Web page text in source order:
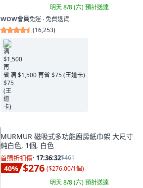
明天 8/8 (六)預計送達
WOW會員免運 ∙ 免費退貨
(16,253)
满 $1,500 再省 $75 (王道卡)
MURMUR 磁吸式多功能廚房紙巾架 大尺寸
純白色, 1個, 白色
首購折扣價· 17:36:31$461
40% $276 ($276.00/1個)
明天 8/8 (六)預計送達